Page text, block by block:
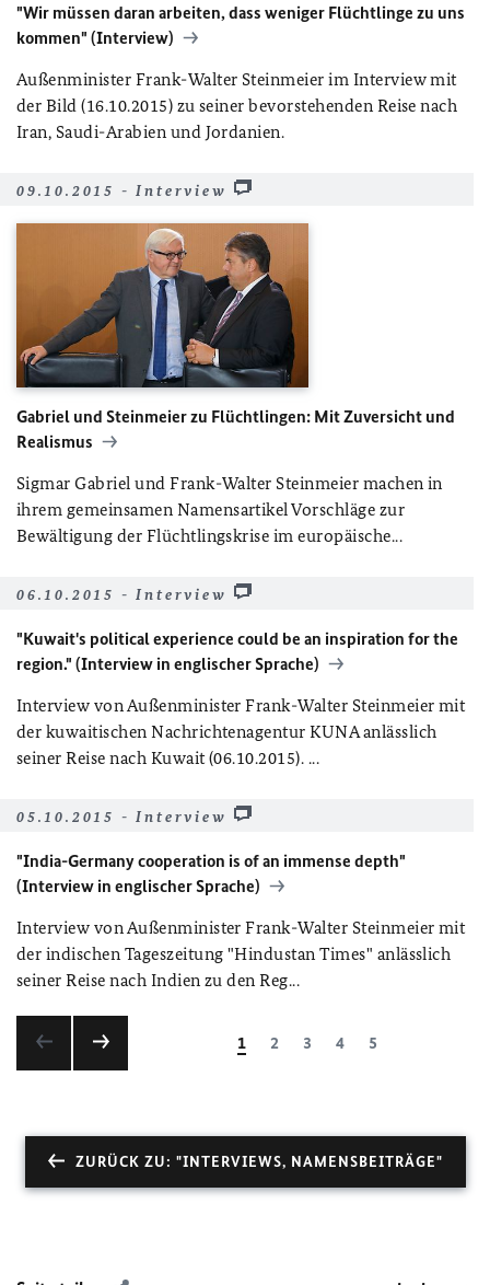
"Wir müssen daran arbeiten, dass weniger Flüchtlinge zu uns
kommen" (Interview)
Außenminister Frank-Walter Steinmeier im Interview mit
der Bild (16.10.2015) zu seiner bevorstehenden Reise nach
Iran, Saudi-Arabien und Jordanien.
09.10.2015 - Interview
Gabriel und Steinmeier zu Flüchtlingen: Mit Zuversicht und
Realismus
Sigmar Gabriel und Frank-Walter Steinmeier machen in
ihrem gemeinsamen Namensartikel Vorschläge zur
Bewältigung der Flüchtlingskrise im europäische...
06.10.2015 - Interview
"Kuwait's political experience could be an inspiration for the
region." (Interview in englischer Sprache)
Interview von Außenminister Frank-Walter Steinmeier mit
der kuwaitischen Nachrichtenagentur KUNA anlässlich
seiner Reise nach Kuwait (06.10.2015). ...
05.10.2015 - Interview
"India-Germany cooperation is of an immense depth"
(Interview in englischer Sprache)
Interview von Außenminister Frank-Walter Steinmeier mit
der indischen Tageszeitung "Hindustan Times" anlässlich
seiner Reise nach Indien zu den Reg...
1 2 3 4 5
ZURÜCK ZU: "INTERVIEWS, NAMENSBEITRÄGE"